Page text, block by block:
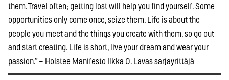
them. Travel often; getting lost will help you find yourself. Some
opportunities only come once, seize them. Life is about the
people you meet and the things you create with them, so go out
and start creating. Life is short, live your dream and wear your
passion.” – Holstee Manifesto Ilkka O. Lavas sarjayrittäjä